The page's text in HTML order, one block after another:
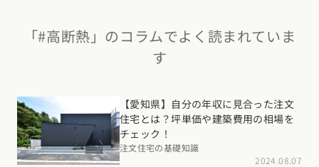
「#高断熱」のコラムでよく読まれていま
す
【愛知県】自分の年収に見合った注文
住宅とは？坪単価や建築費用の相場を
チェック！
注文住宅の基礎知識
2024.08.07